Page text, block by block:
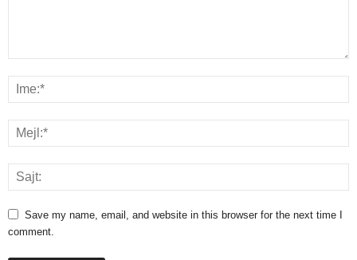
Save my name, email, and website in this browser for the next time I
comment.